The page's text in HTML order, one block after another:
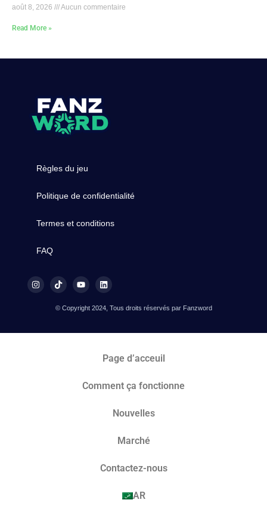
août 8, 2026 Aucun commentaire
Read More »
Règles du jeu
Politique de confidentialité
Termes et conditions
FAQ
© Copyright 2024, Tous droits réservés par Fanzword
Page d’acceuil
Comment ça fonctionne
Nouvelles
Marché​
Contactez-nous
AR